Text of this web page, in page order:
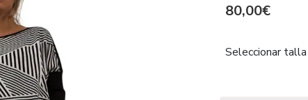
80,00€
Seleccionar talla